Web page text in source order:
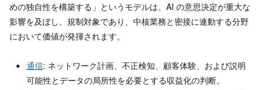
めの独自性を構築する」というモデルは、AI の意思決定が重大な
影響を及ぼし、規制対象であり、中核業務と密接に連動する分野
において価値が発揮されます。
通信: ネットワーク計画、不正検知、顧客体験、および説明
可能性とデータの局所性を必要とする収益化の判断。